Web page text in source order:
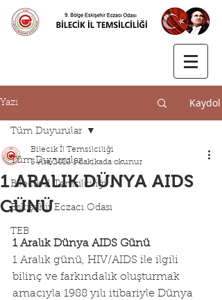
Yazı Kaydol
Tüm Duyurular
Bilecik İl Temsilciliği
Eskişehir Eczacı Odası
TEB
Tüm Duyurular
1 ARALIK DÜNYA AIDS
GÜNÜ
Bilecik İl Temsilciliği
3 Ara 2018 1 dakikada okunur
1 Aralık Dünya AIDS Günü
1 Aralık günü, HIV/AIDS ile ilgili
bilinç ve farkındalık oluşturmak
amacıyla 1988 yılı itibariyle Dünya